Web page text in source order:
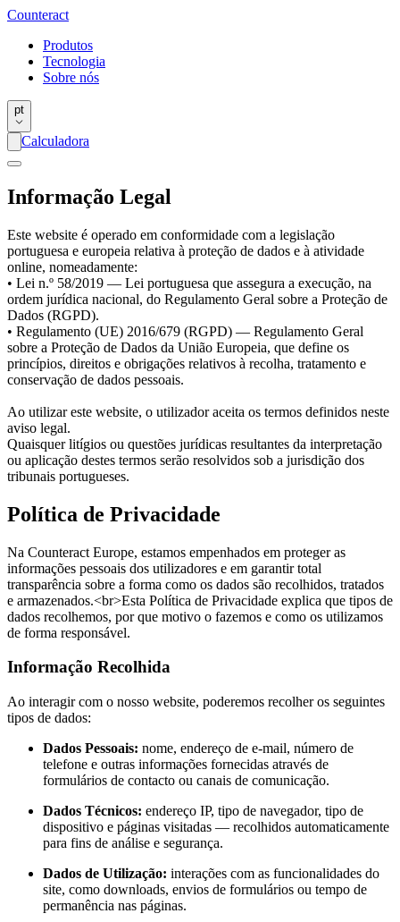
Counteract
Produtos
Tecnologia
Sobre nós
pt
Calculadora
Informação Legal
Este website é operado em conformidade com a legislação
portuguesa e europeia relativa à proteção de dados e à atividade
online, nomeadamente:
• Lei n.º 58/2019 — Lei portuguesa que assegura a execução, na
ordem jurídica nacional, do Regulamento Geral sobre a Proteção de
Dados (RGPD).
• Regulamento (UE) 2016/679 (RGPD) — Regulamento Geral
sobre a Proteção de Dados da União Europeia, que define os
princípios, direitos e obrigações relativos à recolha, tratamento e
conservação de dados pessoais.
Ao utilizar este website, o utilizador aceita os termos definidos neste
aviso legal.
Quaisquer litígios ou questões jurídicas resultantes da interpretação
ou aplicação destes termos serão resolvidos sob a jurisdição dos
tribunais portugueses.
Política de Privacidade
Na Counteract Europe, estamos empenhados em proteger as
informações pessoais dos utilizadores e em garantir total
transparência sobre a forma como os dados são recolhidos, tratados
e armazenados.<br>Esta Política de Privacidade explica que tipos de
dados recolhemos, por que motivo o fazemos e como os utilizamos
de forma responsável.
Informação Recolhida
Ao interagir com o nosso website, poderemos recolher os seguintes
tipos de dados:
Dados Pessoais: nome, endereço de e-mail, número de
telefone e outras informações fornecidas através de
formulários de contacto ou canais de comunicação.
Dados Técnicos: endereço IP, tipo de navegador, tipo de
dispositivo e páginas visitadas — recolhidos automaticamente
para fins de análise e segurança.
Dados de Utilização: interações com as funcionalidades do
site, como downloads, envios de formulários ou tempo de
permanência nas páginas.